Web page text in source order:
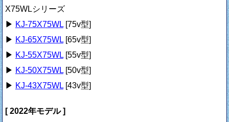
X75WLシリーズ
▶ KJ-75X75WL[75v型]
▶ KJ-65X75WL[65v型]
▶ KJ-55X75WL[55v型]
▶ KJ-50X75WL[50v型]
▶ KJ-43X75WL[43v型]
[ 2022年モデル ]